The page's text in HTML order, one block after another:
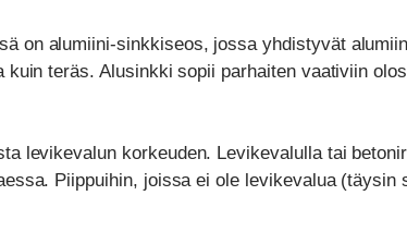
on alumiini-sinkkiseos, jossa yhdistyvät
teräs. Alusinkki sopii parhaiten vaativiin
levikevalun korkeuden. Levikevalulla tai
Piippuihin, joissa ei ole levikevalua (täysin